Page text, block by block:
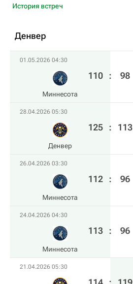
История встреч
Денвер
01.05.2026 04:30
Миннесота
110 : 98
28.04.2026 05:30
Денвер
125 : 113
26.04.2026 03:30
Миннесота
112 : 96
24.04.2026 04:30
Миннесота
113 : 96
21.04.2026 05:30